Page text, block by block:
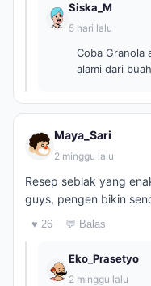
Siska_M
5 hari lalu
Coba Granola
alami dari
Maya_Sari
2 minggu lalu
Resep seblak yang
guys, pengen bikin
♥ 26 💬 Balas
Eko_Prasetyo
2 minggu lalu